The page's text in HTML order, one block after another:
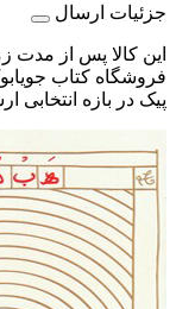
جزئیات ارسال
این کالا پس از
فروشگاه کتاب
پیک در بازه انتخابی